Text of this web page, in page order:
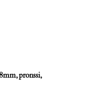
pronssi,